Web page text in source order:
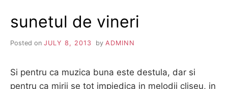
sunetul de vineri
Posted on JULY 8, 2013 by ADMINN
Si pentru ca muzica buna este destula, dar si
pentru ca mirii se tot impiedica in melodii cliseu, in